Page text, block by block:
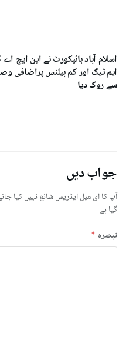
اسلام آباد ہائیکورٹ نے این ایچ اے
ایم ٹیگ اور کم بیلنس پراضافی
سے روک دیا
جواب دیں
آپ کا ای میل ایڈریس شائع نہیں کیا
گیا ہے
تبصرہ *